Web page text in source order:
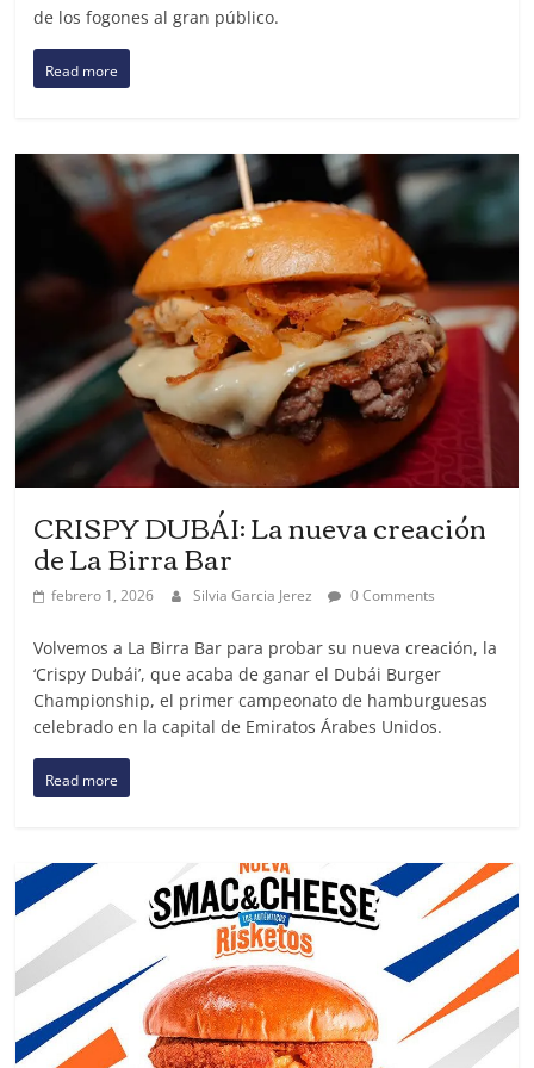
de los fogones al gran público.
Read more
CRISPY DUBÁI: La nueva creación
de La Birra Bar
febrero 1, 2026 Silvia Garcia Jerez 0 Comments
Volvemos a La Birra Bar para probar su nueva creación, la
‘Crispy Dubái’, que acaba de ganar el Dubái Burger
Championship, el primer campeonato de hamburguesas
celebrado en la capital de Emiratos Árabes Unidos.
Read more